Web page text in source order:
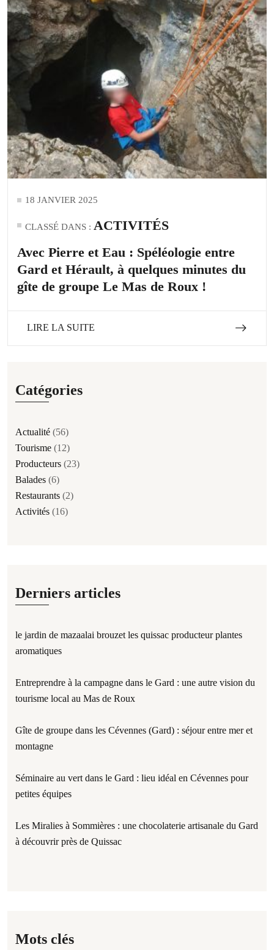
18 JANVIER 2025
CLASSÉ DANS : ACTIVITÉS
Avec Pierre et Eau : Spéléologie entre
Gard et Hérault, à quelques minutes du
gîte de groupe Le Mas de Roux !
LIRE LA SUITE
Catégories
Actualité (56)
Tourisme (12)
Producteurs (23)
Balades (6)
Restaurants (2)
Activités (16)
Derniers articles
le jardin de mazaalai brouzet les quissac producteur plantes
aromatiques
Entreprendre à la campagne dans le Gard : une autre vision du
tourisme local au Mas de Roux
Gîte de groupe dans les Cévennes (Gard) : séjour entre mer et
montagne
Séminaire au vert dans le Gard : lieu idéal en Cévennes pour
petites équipes
Les Miralies à Sommières : une chocolaterie artisanale du Gard
à découvrir près de Quissac
Mots clés